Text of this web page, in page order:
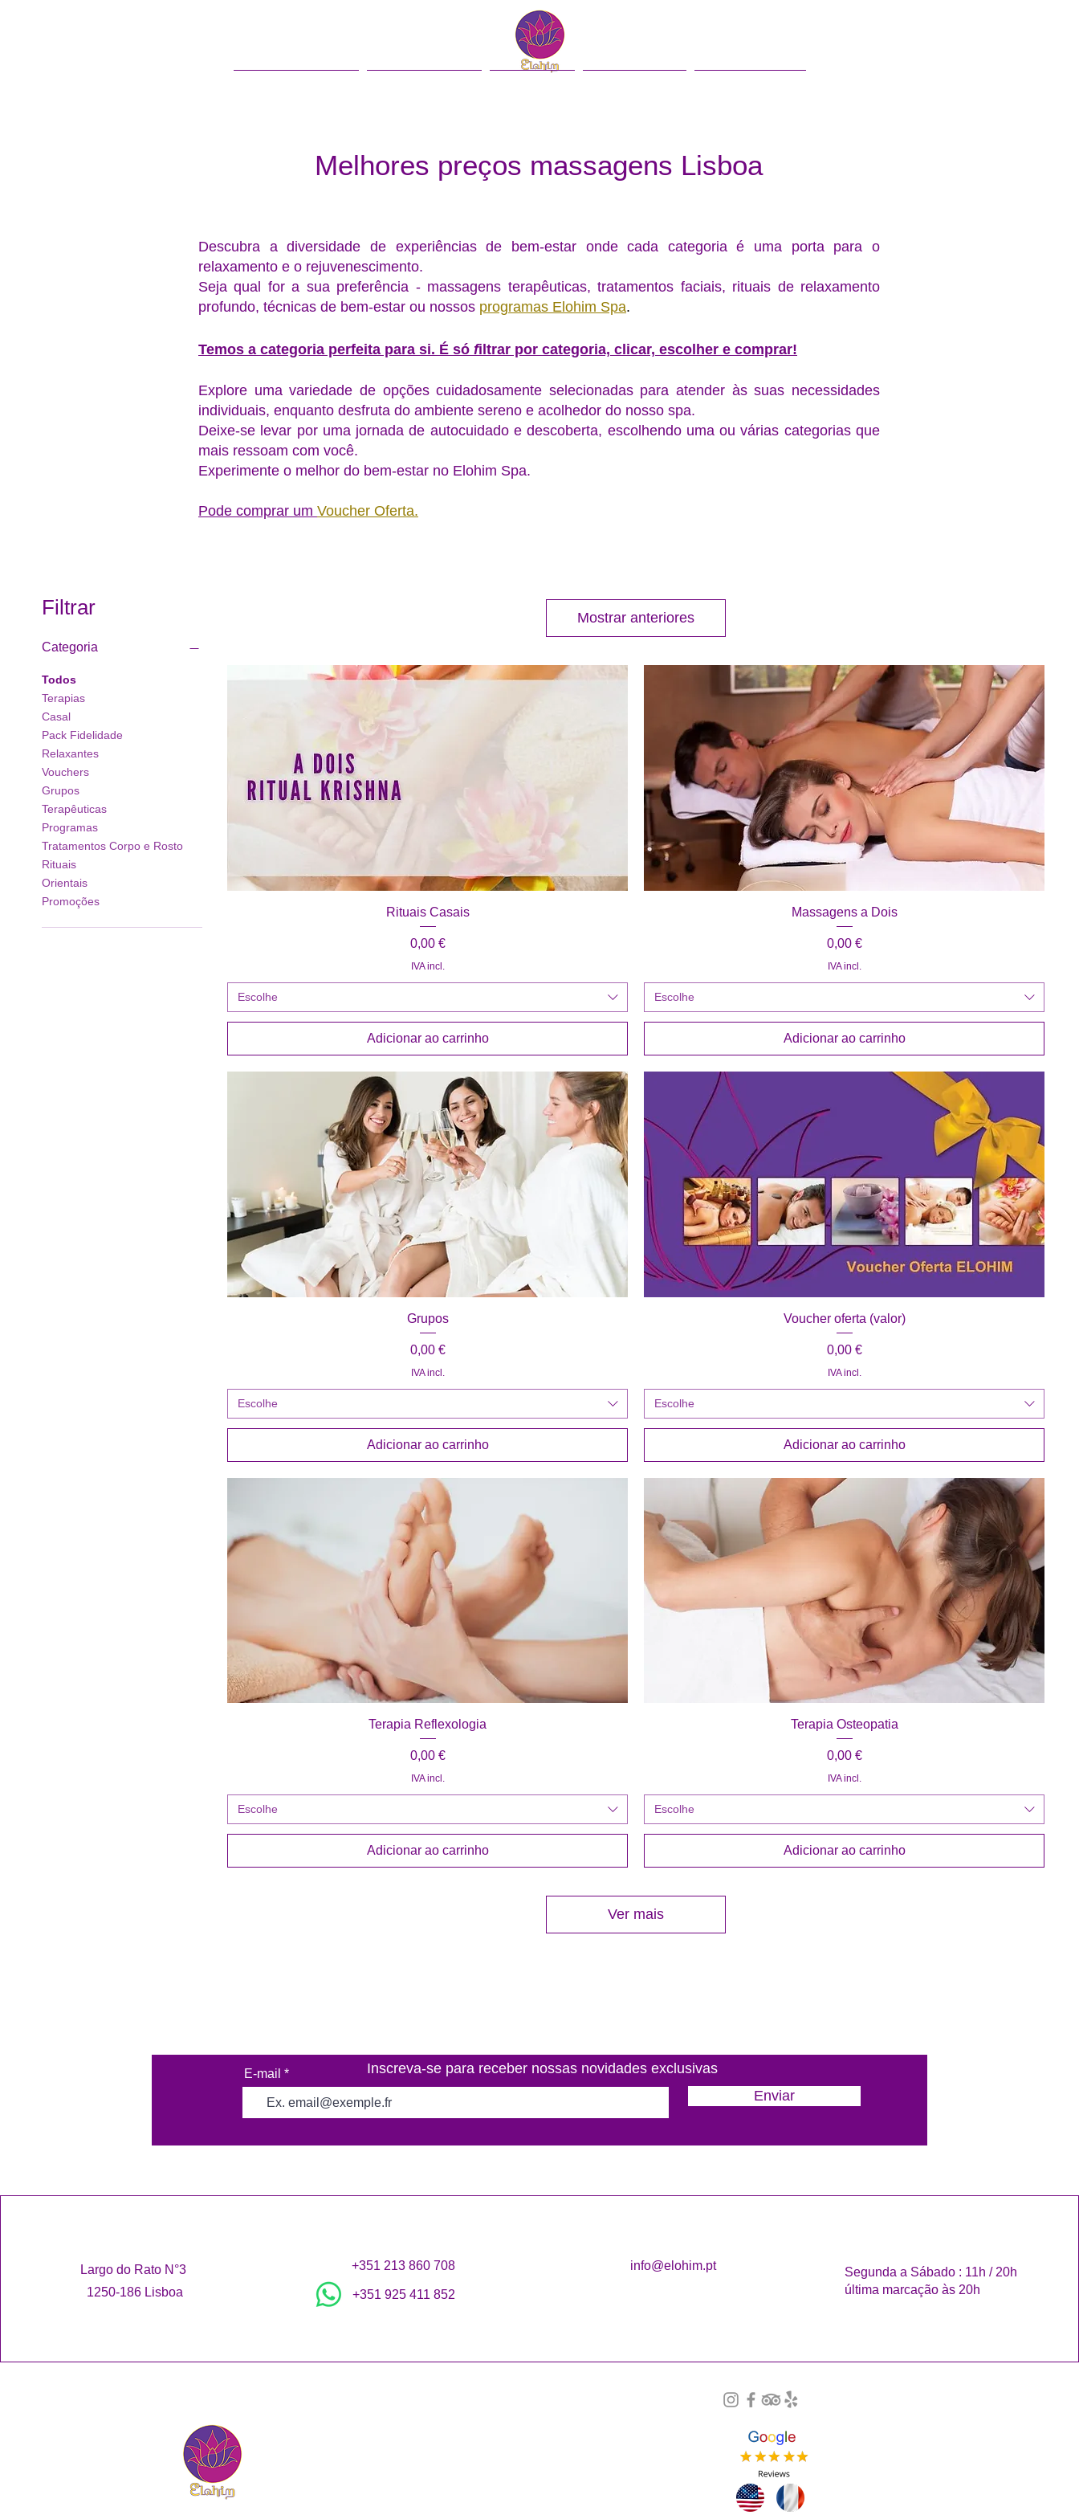
Melhores preços massagens Lisboa
Descubra a diversidade de experiências de bem-estar onde cada categoria é uma porta para o
relaxamento e o rejuvenescimento.
Seja qual for a sua preferência - massagens terapêuticas, tratamentos faciais, rituais de relaxamento
profundo, técnicas de bem-estar ou nossos programas Elohim Spa.
Temos a categoria perfeita para si. É só filtrar por categoria, clicar, escolher e comprar!
Explore uma variedade de opções cuidadosamente selecionadas para atender às suas necessidades
individuais, enquanto desfruta do ambiente sereno e acolhedor do nosso spa.
Deixe-se levar por uma jornada de autocuidado e descoberta, escolhendo uma ou várias categorias que
mais ressoam com você.
Experimente o melhor do bem-estar no Elohim Spa.
Pode comprar um Voucher Oferta.
Filtrar
Categoria
Todos
Terapias
Casal
Pack Fidelidade
Relaxantes
Vouchers
Grupos
Terapêuticas
Programas
Tratamentos Corpo e Rosto
Rituais
Orientais
Promoções
Mostrar anteriores
Visualização rápida
Rituais Casais
Preço
0,00 €
IVA incl.
Escolhe
Adicionar ao carrinho
Visualização rápida
Massagens a Dois
Preço
0,00 €
IVA incl.
Escolhe
Adicionar ao carrinho
Visualização rápida
Grupos
Preço
0,00 €
IVA incl.
Escolhe
Adicionar ao carrinho
Visualização rápida
Voucher oferta (valor)
Preço
0,00 €
IVA incl.
Escolhe
Adicionar ao carrinho
Visualização rápida
Terapia Reflexologia
Preço
0,00 €
IVA incl.
Escolhe
Adicionar ao carrinho
Visualização rápida
Terapia Osteopatia
Preço
0,00 €
IVA incl.
Escolhe
Adicionar ao carrinho
Ver mais
Inscreva-se para receber nossas novidades exclusivas
E-mail
Enviar
Largo do Rato N°3
1250-186 Lisboa
+351 213 860 708
+351 925 411 852
info@elohim.pt
Segunda a Sábado : 11h / 20h
última marcação às 20h